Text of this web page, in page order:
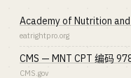
Academy of Nutrition
eatrightpro.org
CMS — MNT CPT 编码
CMS.gov